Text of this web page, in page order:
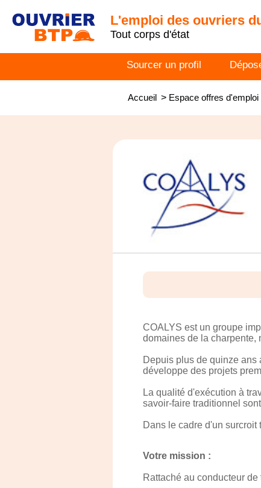
L'emploi des ouvriers
Tout corps d'état
Sourcer un profil
Accueil > Espace offres d'emploi
COALYS est un groupe
domaines de la charpente,
Depuis plus de quinze
développe des projets
La qualité d'exécution à
savoir-faire traditionnel
Dans le cadre d'un
Votre mission :
Rattaché au conducteur de